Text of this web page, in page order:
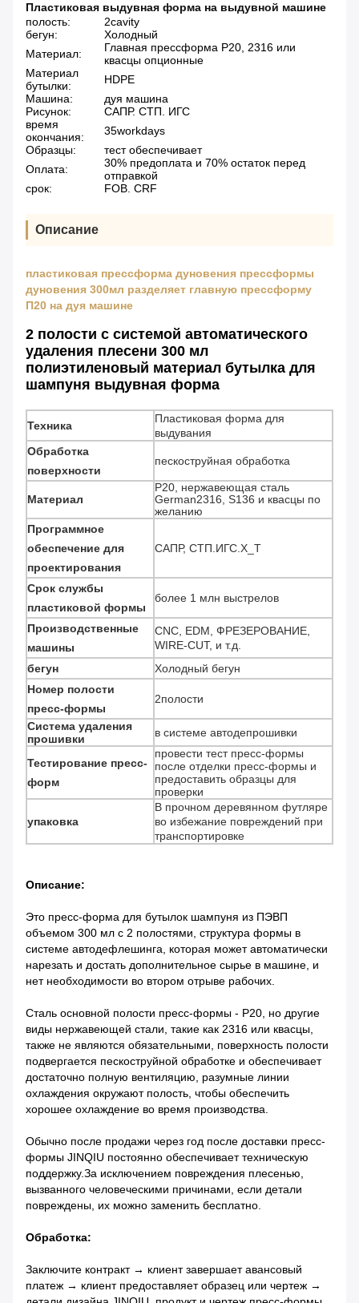
Пластиковая выдувная форма на выдувной машине
полость:
2cavity
бегун:
Холодный
Материал:
Главная прессформа P20, 2316 или
квасцы опционные
Материал
бутылки:
HDPE
Машина:
дуя машина
Рисунок:
САПР. СТП. ИГС
время
окончания:
35workdays
Образцы:
тест обеспечивает
Оплата:
30% предоплата и 70% остаток перед
отправкой
срок:
FOB. CRF
Описание
пластиковая прессформа дуновения прессформы
дуновения 300мл разделяет главную прессформу
П20 на дуя машине
2 полости с системой автоматического
удаления плесени 300 мл
полиэтиленовый материал бутылка для
шампуня выдувная форма
Техника
Пластиковая форма для
выдувания
Обработка
поверхности
пескоструйная обработка
Материал
P20, нержавеющая сталь
German2316, S136 и квасцы по
желанию
Программное
обеспечение для
проектирования
САПР, СТП.ИГС.Х_Т
Срок службы
пластиковой формы
более 1 млн выстрелов
Производственные
машины
CNC, EDM, ФРЕЗЕРОВАНИЕ,
WIRE-CUT, и т.д.
бегун
Холодный бегун
Номер полости
пресс-формы
2полости
Система удаления
прошивки
в системе автодепрошивки
Тестирование пресс-
форм
провести тест пресс-формы
после отделки пресс-формы и
предоставить образцы для
проверки
упаковка
В прочном деревянном футляре
во избежание повреждений при
транспортировке
Описание:
Это пресс-форма для бутылок шампуня из ПЭВП
объемом 300 мл с 2 полостями, структура формы в
системе автодефлешинга, которая может автоматически
нарезать и достать дополнительное сырье в машине, и
нет необходимости во втором отрыве рабочих.
Сталь основной полости пресс-формы - P20, но другие
виды нержавеющей стали, такие как 2316 или квасцы,
также не являются обязательными, поверхность полости
подвергается пескоструйной обработке и обеспечивает
достаточно полную вентиляцию, разумные линии
охлаждения окружают полость, чтобы обеспечить
хорошее охлаждение во время производства.
Обычно после продажи через год после доставки пресс-
формы JINQIU постоянно обеспечивает техническую
поддержку.За исключением повреждения плесенью,
вызванного человеческими причинами, если детали
повреждены, их можно заменить бесплатно.
Обработка:
Заключите контракт → клиент завершает авансовый
платеж → клиент предоставляет образец или чертеж →